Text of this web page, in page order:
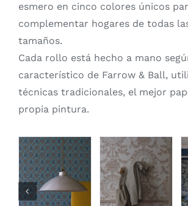
esmero en cinco colores únicos
complementar hogares de todas
tamaños.
Cada rollo está hecho a mano
característico de Farrow & Ball,
técnicas tradicionales, el mejor
propia pintura.